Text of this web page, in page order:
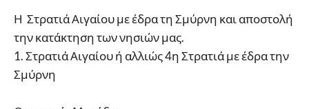
Η Στρατιά Αιγαίου με έδρα τη Σμύρνη και αποστολή
την κατάκτηση των νησιών μας.
1. Στρατιά Αιγαίου ή αλλιώς 4η Στρατιά με έδρα την
Σμύρνη